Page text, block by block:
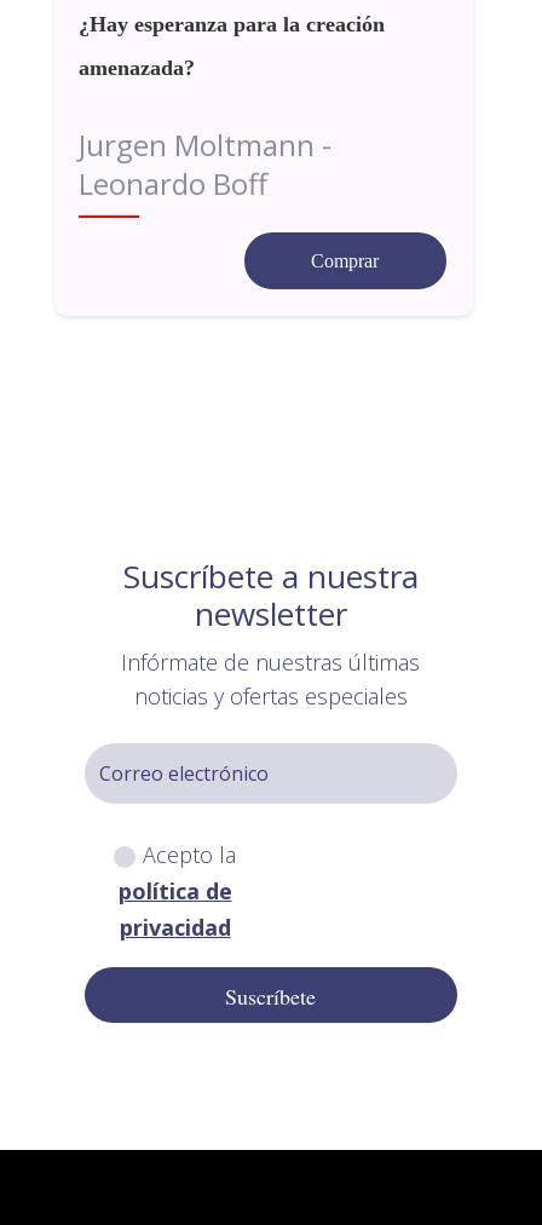
¿Hay esperanza para la creación
amenazada?
Jurgen Moltmann -
Leonardo Boff
Comprar
Suscríbete a nuestra
newsletter
Infórmate de nuestras últimas
noticias y ofertas especiales
Acepto la
política de
privacidad
Suscríbete